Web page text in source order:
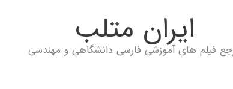
ايران متلب
فیلم های آموزشی فارسی دانشگاهی و مهندسی